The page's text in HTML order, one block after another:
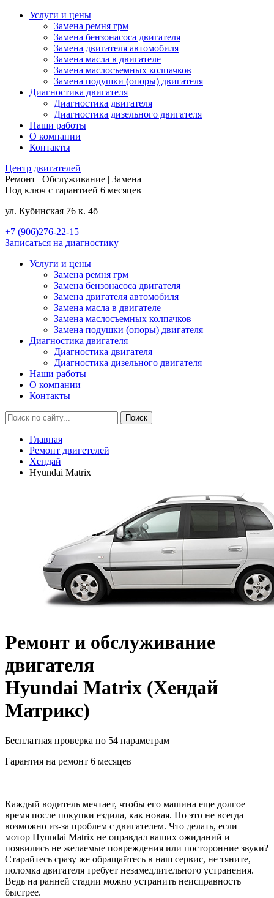
Услуги и цены
Замена ремня грм
Замена бензонасоса двигателя
Замена двигателя автомобиля
Замена масла в двигателе
Замена маслосъемных колпачков
Замена подушки (опоры) двигателя
Диагностика двигателя
Диагностика двигателя
Диагностика дизельного двигателя
Наши работы
О компании
Контакты
Центр двигателей
Ремонт | Обслуживание | Замена
Под ключ с гарантией 6 месяцев
ул. Кубинская 76 к. 4б
+7 (906)276-22-15
Записаться на диагностику
Услуги и цены
Замена ремня грм
Замена бензонасоса двигателя
Замена двигателя автомобиля
Замена масла в двигателе
Замена маслосъемных колпачков
Замена подушки (опоры) двигателя
Диагностика двигателя
Диагностика двигателя
Диагностика дизельного двигателя
Наши работы
О компании
Контакты
Главная
Ремонт двигетелей
Хендай
Hyundai Matrix
Ремонт и обслуживание
двигателя
Hyundai Matrix (Хендай
Матрикс)
Бесплатная проверка по 54 параметрам
Гарантия на ремонт 6 месяцев
Каждый водитель мечтает, чтобы его машина еще долгое
время после покупки ездила, как новая. Но это не всегда
возможно из-за проблем с двигателем. Что делать, если
мотор Hyundai Matrix не оправдал ваших ожиданий и
появились не желаемые повреждения или посторонние звуки?
Старайтесь сразу же обращайтесь в наш сервис, не тяните,
поломка двигателя требует незамедлительного устранения.
Ведь на ранней стадии можно устранить неисправность
быстрее.